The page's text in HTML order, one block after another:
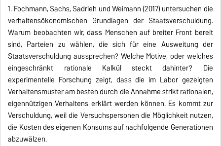
1. Fochmann, Sachs, Sadrieh und Weimann (2017) untersuchen die
verhaltensökonomischen Grundlagen der Staatsverschuldung.
Warum beobachten wir, dass Menschen auf breiter Front bereit
sind, Parteien zu wählen, die sich für eine Ausweitung der
Staatsverschuldung aussprechen? Welche Motive, oder welches
eingeschränkt rationale Kalkül steckt dahinter? Die
experimentelle Forschung zeigt, dass die im Labor gezeigten
Verhaltensmuster am besten durch die Annahme strikt rationalen,
eigennützigen Verhaltens erklärt werden können. Es kommt zur
Verschuldung, weil die Versuchspersonen die Möglichkeit nutzen,
die Kosten des eigenen Konsums auf nachfolgende Generationen
abzuwälzen.